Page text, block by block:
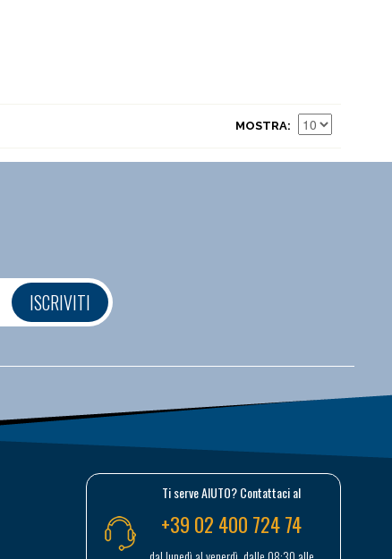
MOSTRA
ISCRIVITI
Ti serve AIUTO? Contattaci al
+39 02 400 724 74